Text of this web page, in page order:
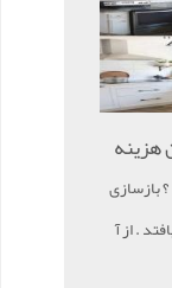
هزینه
بازسازی
. از آ